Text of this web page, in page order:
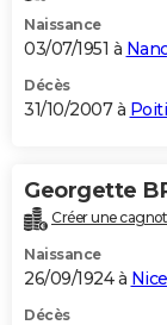
Naissance
03/07/1951 à
Décès
31/10/2007 à
Georgette
Créer une
Naissance
26/09/1924 à Nice
Décès